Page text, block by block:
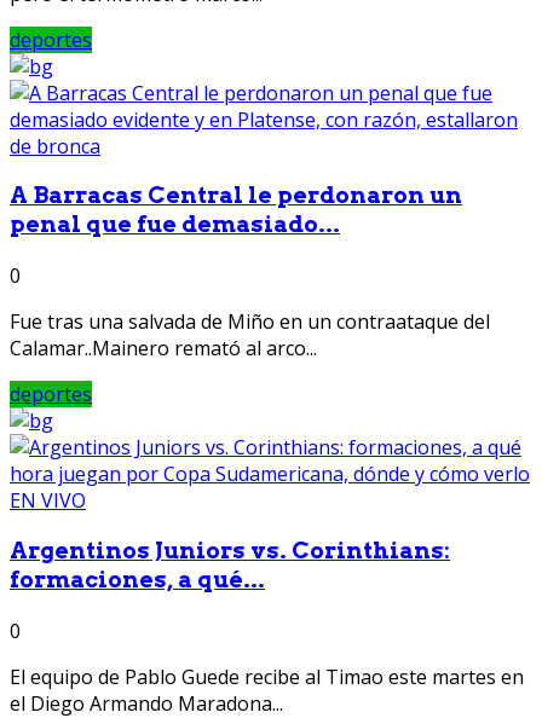
deportes
A Barracas Central le perdonaron un
penal que fue demasiado...
0
Fue tras una salvada de Miño en un contraataque del
Calamar..Mainero remató al arco...
deportes
Argentinos Juniors vs. Corinthians:
formaciones, a qué...
0
El equipo de Pablo Guede recibe al Timao este martes en
el Diego Armando Maradona...